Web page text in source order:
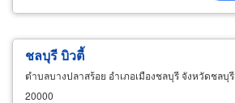
ชลบุรี บิวตี้
ตำบลบางปลาสร้อย อำเภอเมืองชลบุรี จังหวัดชลบุรี
20000